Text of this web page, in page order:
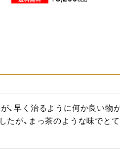
、早く治るように何か良い物
が、まっ茶のような味でと